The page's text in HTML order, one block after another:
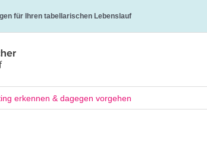
für Ihren tabellarischen Lebenslauf
erkennen & dagegen vorgehen